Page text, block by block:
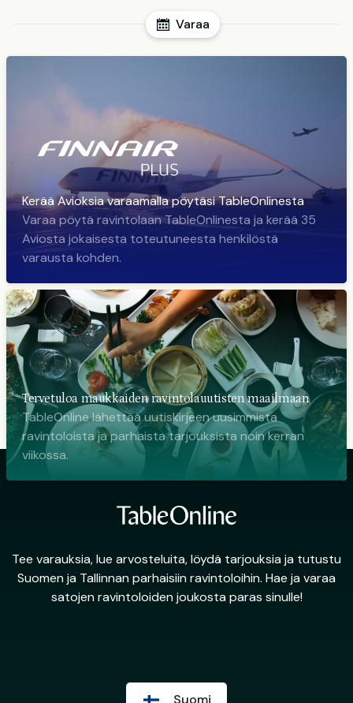
Varaa
Kerää Avioksia varaamalla pöytäsi TableOnlinesta
Varaa pöytä ravintolaan TableOnlinesta ja kerää 35
Aviosta jokaisesta toteutuneesta henkilöstä
varausta kohden.
Tervetuloa maukkaiden ravintolauutisten maailmaan
TableOnline lähettää uutiskirjeen uusimmista
ravintoloista ja parhaista tarjouksista noin kerran
viikossa.
Tee varauksia, lue arvosteluita, löydä tarjouksia ja tutustu
Suomen ja Tallinnan parhaisiin ravintoloihin. Hae ja varaa
satojen ravintoloiden joukosta paras sinulle!
Suomi